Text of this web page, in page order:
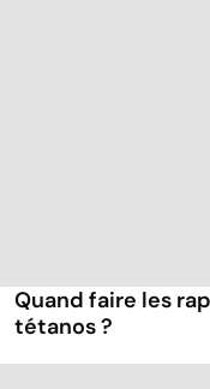
Quand faire les
tétanos ?